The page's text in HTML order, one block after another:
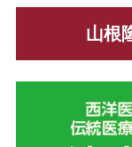
山根